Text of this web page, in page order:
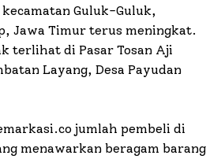
Guluk-Guluk,
Jawa Timur terus meningkat.
terlihat di Pasar Tosan Aji
Layang, Desa Payudan
jumlah pembeli di
menawarkan beragam barang